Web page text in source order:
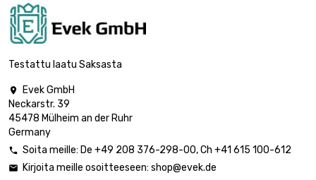
pituus : 1000mm
1.6mm
pituus : 1000mm
leveys : 500mm
Paksuus /
vahvuus : 1.8mm
leveys : 500mm
Testattu laatu Saksasta

Evek GmbH
Neckarstr. 39
45478 Mülheim an der Ruhr
Germany
 Soita meille: De +49 208 376-298-00, Ch +41 615 100-612
 Kirjoita meille osoitteeseen: shop@evek.de